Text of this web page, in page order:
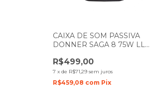
CAIXA DE SOM PASSIVA
DONNER SAGA 8 75W LL
R$499,00
7 xde R$71,29 sem juros
R$459,08 com Pix